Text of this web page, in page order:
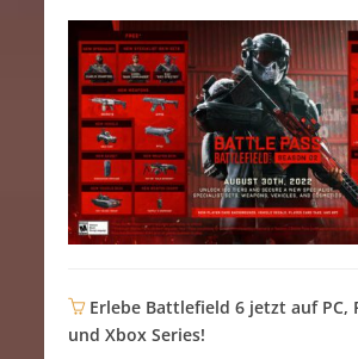
Erlebe Battlefield 6 jetzt auf PC,
und Xbox Series!